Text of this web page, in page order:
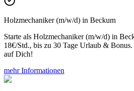
Holzmechaniker (m/w/d) in Beckum
Starte als Holzmechaniker (m/w/d) in
18€/Std., bis zu 30 Tage Urlaub &
auf Dich!
mehr Informationen